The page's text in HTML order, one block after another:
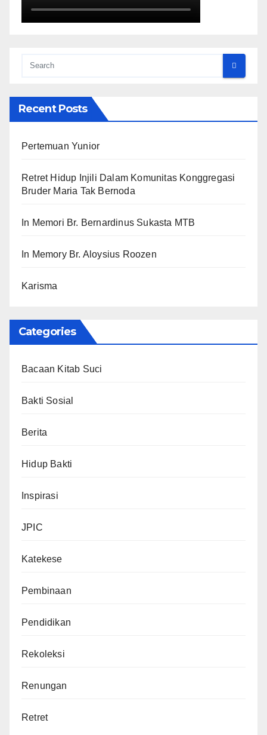
Recent Posts
Pertemuan Yunior
Retret Hidup Injili Dalam Komunitas Konggregasi
Bruder Maria Tak Bernoda
In Memori Br. Bernardinus Sukasta MTB
In Memory Br. Aloysius Roozen
Karisma
Categories
Bacaan Kitab Suci
Bakti Sosial
Berita
Hidup Bakti
Inspirasi
JPIC
Katekese
Pembinaan
Pendidikan
Rekoleksi
Renungan
Retret